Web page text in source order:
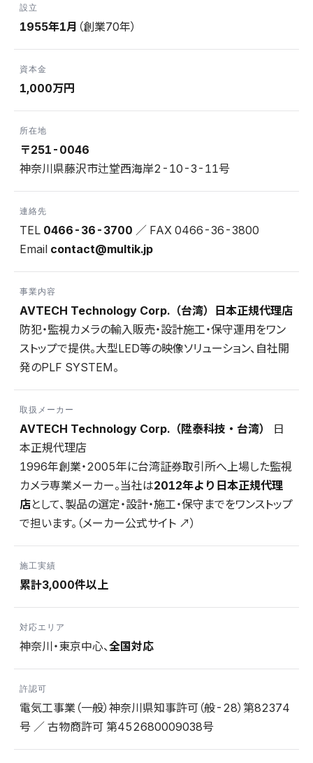
設立
1955年1月 （創業70年）
資本金
1,000万円
所在地
〒251-0046
神奈川県藤沢市辻堂西海岸2-10-3-11号
連絡先
TEL 0466-36-3700 ／ FAX 0466-36-3800
Email contact@multik.jp
事業内容
AVTECH Technology Corp.（台湾）日本正規代理店
防犯・監視カメラの輸入販売・設計施工・保守運用をワン
ストップで提供。大型LED等の映像ソリューション、自社開
発のPLF SYSTEM。
取扱メーカー
AVTECH Technology Corp.（陞泰科技・台湾）
日
本正規代理店
1996年創業・2005年に台湾証券取引所へ上場した監視
カメラ専業メーカー。当社は2012年より日本正規代理
店として、製品の選定・設計・施工・保守までをワンストップ
で担います。（メーカー公式サイト ↗）
施工実績
累計3,000件以上
対応エリア
神奈川・東京中心、全国対応
許認可
電気工事業（一般）神奈川県知事許可（般-28）第82374
号 ／ 古物商許可 第452680009038号